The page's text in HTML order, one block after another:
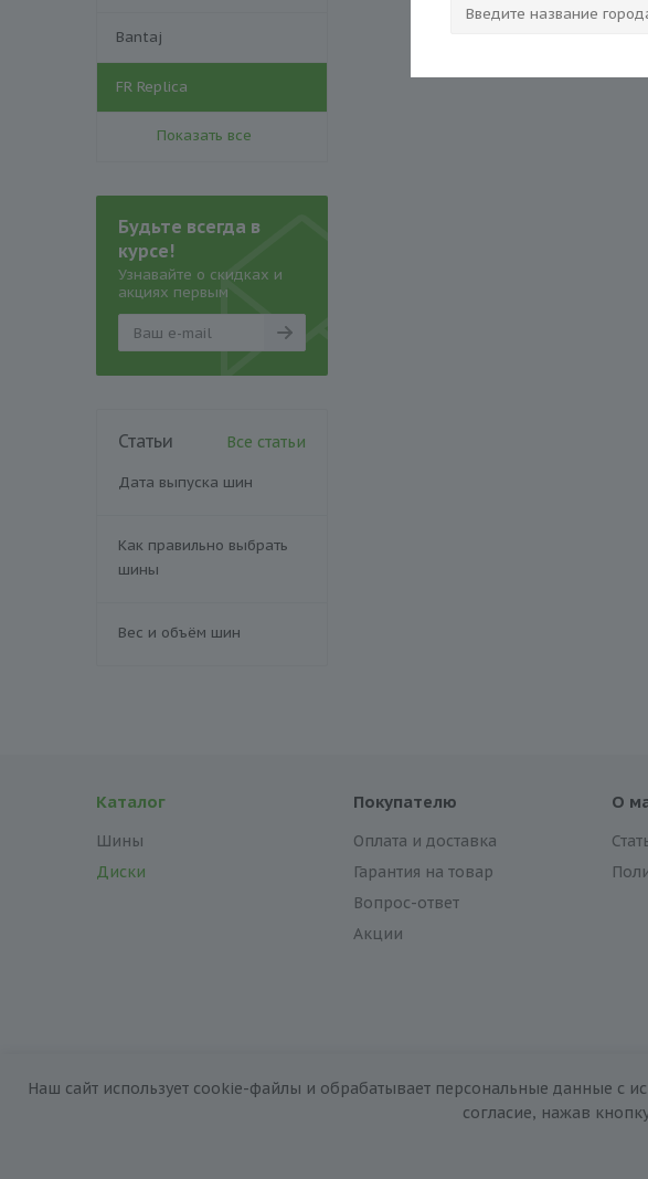
Bantaj
FR Replica
Показать все
Будьте всегда в
курсе!
Узнавайте о скидках и
акциях первым
Статьи Все статьи
Дата выпуска шин
Как правильно выбрать
шины
Вес и объём шин
Каталог
Шины
Диски
Покупателю
Оплата и доставка
Гарантия на товар
Вопрос-ответ
Акции
О
Наш сайт использует cookie-файлы и обрабатывает персональные данные с
согласие, нажав